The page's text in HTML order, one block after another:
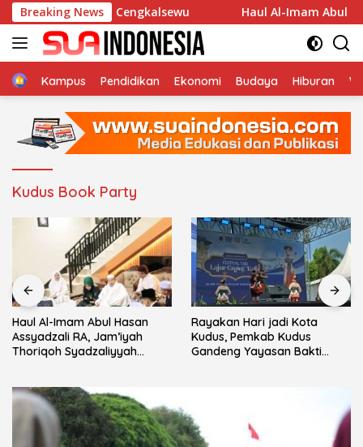
Langsung
ke
konten
Breaking News
Nur Desa Cengkalsewu Haul Al-Imam Abul Hasan
HomeKampus Pendidikan Ekonomi Budaya Hiburan
Kudus Book Party
Haul Al-Imam Abul Hasan
Assyadzali RA, Jam’iyah
Thoriqoh Syadzaliyyah
Rayakan Hari jadi Kota
Kudus, Pemkab Kudus
Gandeng Yayasan Bakti